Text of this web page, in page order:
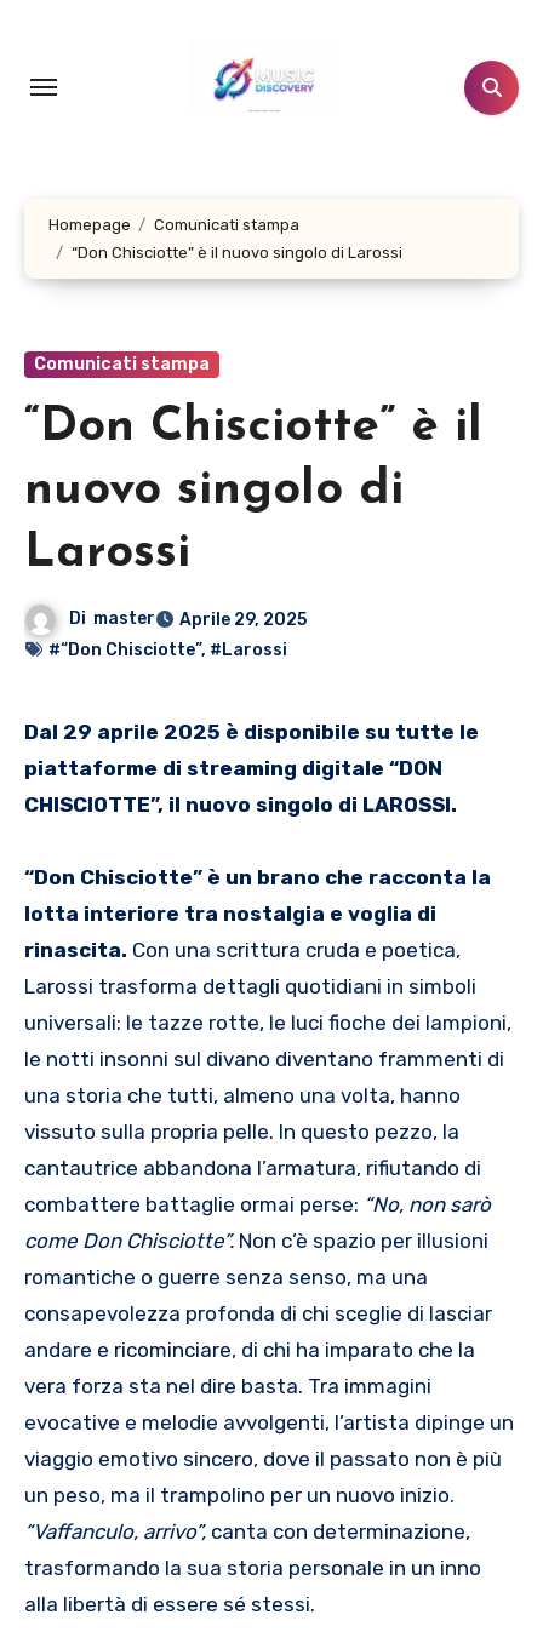
contenuto
Homepage
Comunicati stampa
“Don Chisciotte” è il nuovo singolo di Larossi
Comunicati stampa
“Don Chisciotte” è il
nuovo singolo di
Larossi
Di master
Aprile 29, 2025
#“Don Chisciotte”, #Larossi
Dal 29 aprile 2025 è disponibile su tutte le
piattaforme di streaming digitale “DON
CHISCIOTTE”, il nuovo singolo di LAROSSI.
“Don Chisciotte” è un brano che racconta la
lotta interiore tra nostalgia e voglia di
rinascita. Con una scrittura cruda e poetica,
Larossi trasforma dettagli quotidiani in simboli
universali: le tazze rotte, le luci fioche dei lampioni,
le notti insonni sul divano diventano frammenti di
una storia che tutti, almeno una volta, hanno
vissuto sulla propria pelle. In questo pezzo, la
cantautrice abbandona l’armatura, rifiutando di
combattere battaglie ormai perse: “No, non sarò
come Don Chisciotte”. Non c’è spazio per illusioni
romantiche o guerre senza senso, ma una
consapevolezza profonda di chi sceglie di lasciar
andare e ricominciare, di chi ha imparato che la
vera forza sta nel dire basta. Tra immagini
evocative e melodie avvolgenti, l’artista dipinge un
viaggio emotivo sincero, dove il passato non è più
un peso, ma il trampolino per un nuovo inizio.
“Vaffanculo, arrivo”, canta con determinazione,
trasformando la sua storia personale in un inno
alla libertà di essere sé stessi.